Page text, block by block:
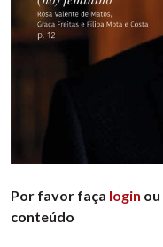
Por favor faça login ou
conteúdo